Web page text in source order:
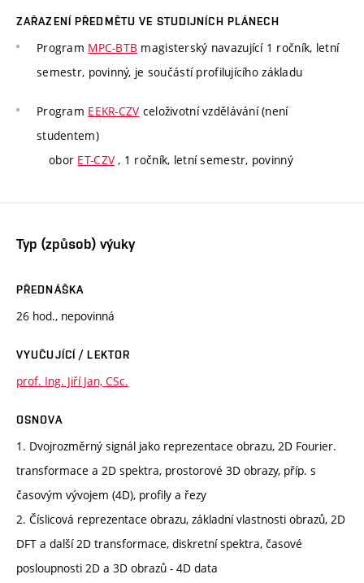
ZAŘAZENÍ PŘEDMĚTU VE STUDIJNÍCH PLÁNECH
Program MPC-BTB magisterský navazující 1 ročník, letní
semestr, povinný, je součástí profilujícího základu
Program EEKR-CZV celoživotní vzdělávání (není
studentem)
obor ET-CZV , 1 ročník, letní semestr, povinný
Typ (způsob) výuky
PŘEDNÁŠKA
26 hod., nepovinná
VYUČUJÍCÍ / LEKTOR
prof. Ing. Jiří Jan, CSc.
OSNOVA
1. Dvojrozměrný signál jako reprezentace obrazu, 2D Fourier.
transformace a 2D spektra, prostorové 3D obrazy, příp. s
časovým vývojem (4D), profily a řezy
2. Číslicová reprezentace obrazu, základní vlastnosti obrazů, 2D
DFT a další 2D transformace, diskretní spektra, časové
posloupnosti 2D a 3D obrazů - 4D data